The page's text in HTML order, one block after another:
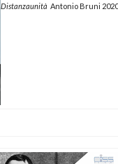
DistanzaunitàAntonio Bruni